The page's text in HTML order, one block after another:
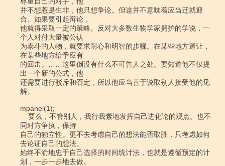
并不想惹是生非，他只想争论。但这并不意味着应当迁就迎
合。如果要引起辩论，
他就得采取一定的策略。反对大多数生物学家拥护的学说，一
个人对付大量被公认
为泰斗的人物，就要求耐心和明智的步骤。在某些地方退让，
在某些地方给予应有
的回击。……这里倒没有什么不可告人之处。要知道他不仅提
出一个新的公式，他
还需要进行驳斥和否定，所以他应当善于说取别人接受他的见
解。
mpanel(1);
同对方争执，保持
自己的独立性。更不去考虑自己的想法能否取胜，只考虑如何
去论证自己的想法。
始终不渝地忠于自己选择的时间统计法，也就是遵循预定的计
划，一步一步地去做。